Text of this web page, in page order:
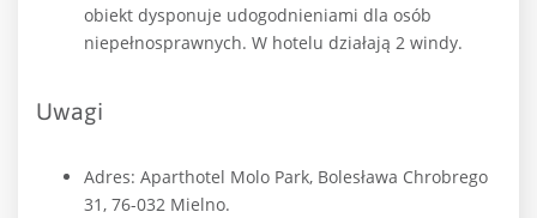
obiekt dysponuje udogodnieniami dla osób
niepełnosprawnych. W hotelu działają 2 windy.
Uwagi
Adres: Aparthotel Molo Park, Bolesława Chrobrego
31, 76-032 Mielno.